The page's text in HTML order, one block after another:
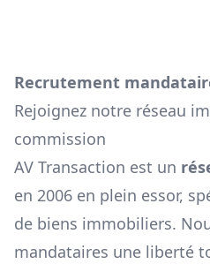
Recrutement
Rejoignez notre réseau
commission
AV Transaction est un
en 2006 en plein essor,
de biens immobiliers.
mandataires une liberté